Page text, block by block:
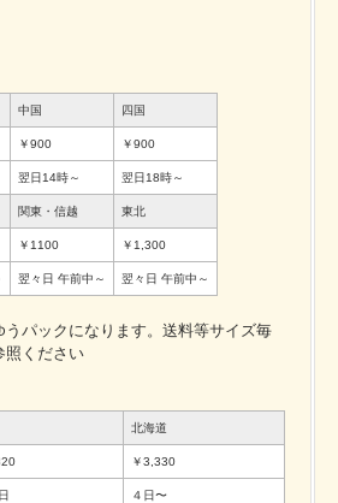
中国 四国
￥900 ￥900
翌日14時～ 翌日18時～
関東・信越 東北
￥1100 ￥1,300
翌々日 午前中～ 翌々日 午前中～
パックになります。送料等サイズ毎
照ください
北海道
￥3,330
４日〜